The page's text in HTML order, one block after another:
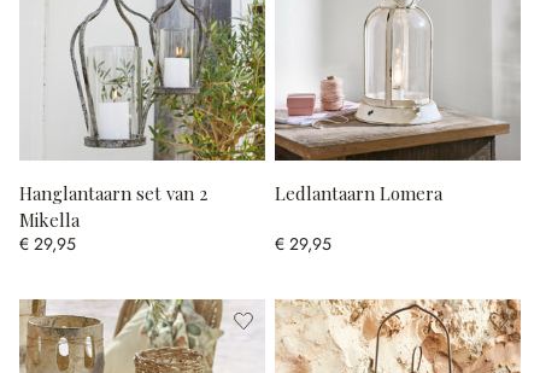
Hanglantaarn set van 2
Mikella
€ 29,95
Ledlantaarn Lomera
€ 29,95